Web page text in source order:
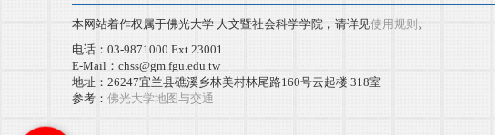
本网站着作权属于佛光大学 人文暨社会科学学院，请详见使用规则 。
电话：03-9871000 Ext.23001
E-Mail：chss@gm.fgu.edu.tw
地址：26247宜兰县礁溪乡林美村林尾路160号云起楼 318室
参考： 佛光大学地图与交通